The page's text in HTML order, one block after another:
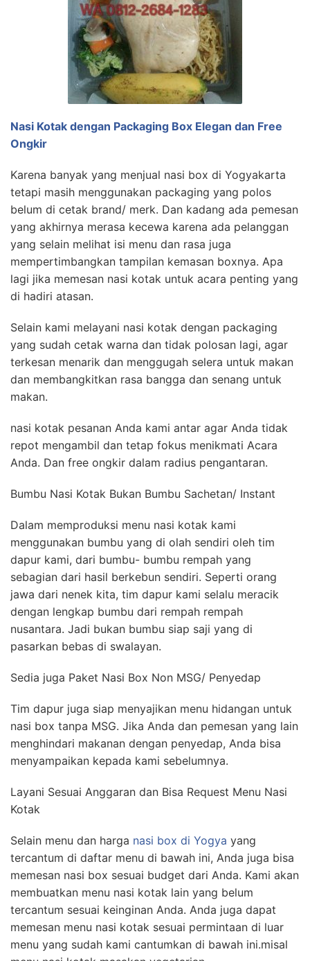
Nasi Kotak dengan Packaging Box Elegan dan Free
Ongkir
Karena banyak yang menjual nasi box di Yogyakarta
tetapi masih menggunakan packaging yang polos
belum di cetak brand/ merk. Dan kadang ada pemesan
yang akhirnya merasa kecewa karena ada pelanggan
yang selain melihat isi menu dan rasa juga
mempertimbangkan tampilan kemasan boxnya. Apa
lagi jika memesan nasi kotak untuk acara penting yang
di hadiri atasan.
Selain kami melayani nasi kotak dengan packaging
yang sudah cetak warna dan tidak polosan lagi, agar
terkesan menarik dan menggugah selera untuk makan
dan membangkitkan rasa bangga dan senang untuk
makan.
nasi kotak pesanan Anda kami antar agar Anda tidak
repot mengambil dan tetap fokus menikmati Acara
Anda. Dan free ongkir dalam radius pengantaran.
Bumbu Nasi Kotak Bukan Bumbu Sachetan/ Instant
Dalam memproduksi menu nasi kotak kami
menggunakan bumbu yang di olah sendiri oleh tim
dapur kami, dari bumbu- bumbu rempah yang
sebagian dari hasil berkebun sendiri. Seperti orang
jawa dari nenek kita, tim dapur kami selalu meracik
dengan lengkap bumbu dari rempah rempah
nusantara. Jadi bukan bumbu siap saji yang di
pasarkan bebas di swalayan.
Sedia juga Paket Nasi Box Non MSG/ Penyedap
Tim dapur juga siap menyajikan menu hidangan untuk
nasi box tanpa MSG. Jika Anda dan pemesan yang lain
menghindari makanan dengan penyedap, Anda bisa
menyampaikan kepada kami sebelumnya.
Layani Sesuai Anggaran dan Bisa Request Menu Nasi
Kotak
Selain menu dan harga nasi box di Yogya yang
tercantum di daftar menu di bawah ini, Anda juga bisa
memesan nasi box sesuai budget dari Anda. Kami akan
membuatkan menu nasi kotak lain yang belum
tercantum sesuai keinginan Anda. Anda juga dapat
memesan menu nasi kotak sesuai permintaan di luar
menu yang sudah kami cantumkan di bawah ini.misal